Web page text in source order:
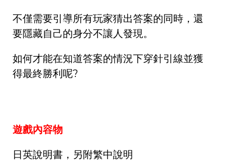
不僅需要引導所有玩家猜出答案的同時，還
要隱藏自己的身分不讓人發現。
如何才能在知道答案的情況下穿針引線並獲
得最終勝利呢?
遊戲內容物
日英說明書，另附繁中說明